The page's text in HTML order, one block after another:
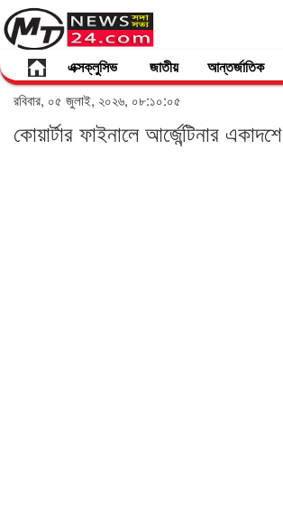
এক্সক্লুসিভ জাতীয় আন্তর্জাতিক
রবিবার, ০৫ জুলাই, ২০২৬, ০৮:১০:০৫
কোয়ার্টার ফাইনালে আর্জেন্টিনার